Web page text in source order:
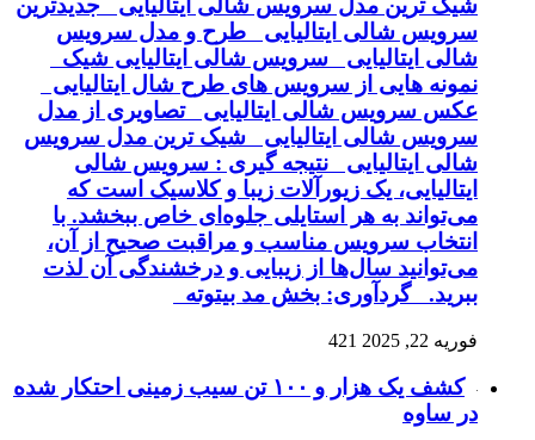
سرویس شالی ایتالیایی طرح و مدل سرویس
شالی ایتالیایی سرویس شالی ایتالیایی شیک
نمونه هایی از سرویس های طرح شال ایتالیایی
عکس سرویس شالی ایتالیایی تصاویری از مدل
سرویس شالی ایتالیایی شیک ترین مدل سرویس
شالی ایتالیایی نتیجه گیری : سرویس شالی
ایتالیایی، یک زیورآلات زیبا و کلاسیک است که
می‌تواند به هر استایلی جلوه‌ای خاص ببخشد. با
انتخاب سرویس مناسب و مراقبت صحیح از آن،
می‌توانید سال‌ها از زیبایی و درخشندگی آن لذت
ببرید. گردآوری: بخش مد بیتوته
فوریه 22, 2025 421
کشف یک هزار و ۱۰۰ تن سیب زمینی احتکار شده
در ساوه